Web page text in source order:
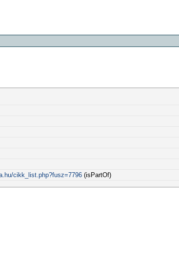
cikk_list.php?fusz=7796(isPartOf)